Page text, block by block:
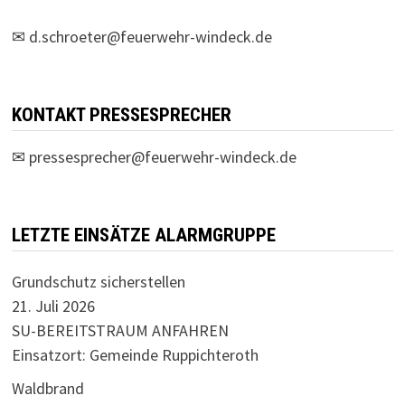
✉ d.schroeter@feuerwehr-windeck.de
KONTAKT PRESSESPRECHER
✉ pressesprecher@feuerwehr-windeck.de
LETZTE EINSÄTZE ALARMGRUPPE
Grundschutz sicherstellen
21. Juli 2026
SU-BEREITSTRAUM ANFAHREN
Einsatzort: Gemeinde Ruppichteroth
Waldbrand